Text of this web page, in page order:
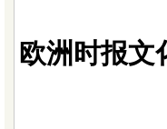
欧洲时报